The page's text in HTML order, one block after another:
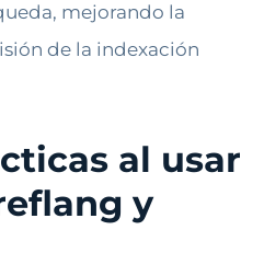
mejorando la
de la indexación
al usar
y